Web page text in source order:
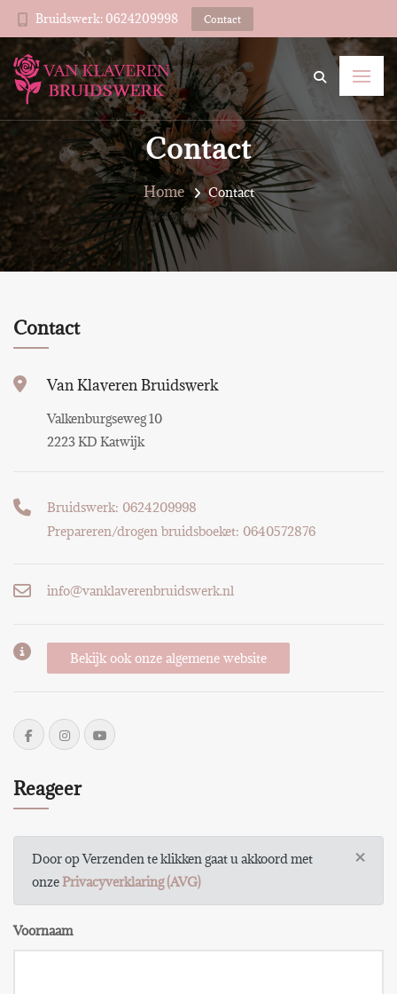
Bruidswerk: 0624209998 Contact
Contact
Home Contact
Contact
Van Klaveren Bruidswerk
Valkenburgseweg 10
2223 KD Katwijk
Bruidswerk: 0624209998
Prepareren/drogen bruidsboeket: 0640572876
info@vanklaverenbruidswerk.nl
Bekijk ook onze algemene website
Reageer
×
Door op Verzenden te klikken gaat u akkoord met
onzePrivacyverklaring (AVG)
Voornaam